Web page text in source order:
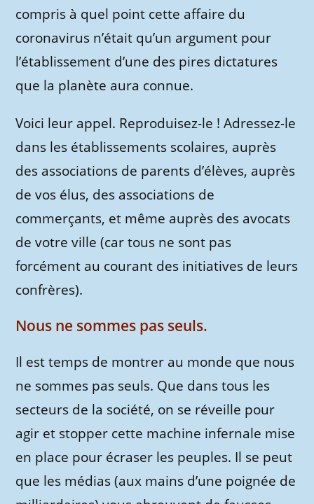
compris à quel point cette affaire du
coronavirus n’était qu’un argument pour
l’établissement d’une des pires dictatures
que la planète aura connue.
Voici leur appel. Reproduisez-le ! Adressez-le
dans les établissements scolaires, auprès
des associations de parents d’élèves, auprès
de vos élus, des associations de
commerçants, et même auprès des avocats
de votre ville (car tous ne sont pas
forcément au courant des initiatives de leurs
confrères).
Nous ne sommes pas seuls.
Il est temps de montrer au monde que nous
ne sommes pas seuls. Que dans tous les
secteurs de la société, on se réveille pour
agir et stopper cette machine infernale mise
en place pour écraser les peuples. Il se peut
que les médias (aux mains d’une poignée de